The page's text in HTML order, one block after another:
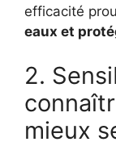
efficacité
eaux et
2.
mieux